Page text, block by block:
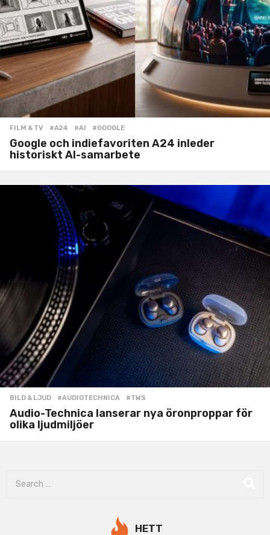
FILM & TV #A24 ,#AI ,#GOOGLE
Google och indiefavoriten A24 inleder
historiskt AI-samarbete
BILD & LJUD #AUDIOTECHNICA ,#TWS
Audio-Technica lanserar nya öronproppar för
olika ljudmiljöer
HETT